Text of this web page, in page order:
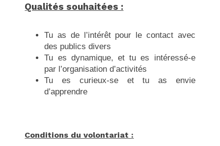
Qualités souhaitées :
Tu as de l’intérêt pour le contact avec
des publics divers
Tu es dynamique, et tu es intéressé-e
par l’organisation d’activités
Tu es curieux-se et tu as envie
d’apprendre
Conditions du volontariat :